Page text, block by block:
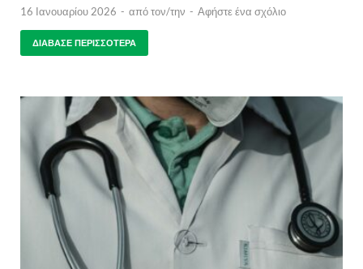
16 Ιανουαρίου 2026 - από τον/την - Αφήστε ένα σχόλιο
ΔΙΆΒΑΣΕ ΠΕΡΙΣΣΌΤΕΡΑ